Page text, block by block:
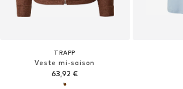
TRAPP
Veste mi-saison
63,92 €